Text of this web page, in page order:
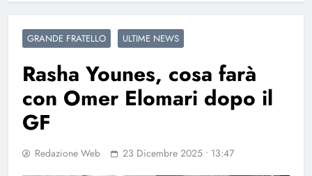
GRANDE FRATELLO ULTIME NEWS
Rasha Younes, cosa farà
con Omer Elomari dopo il
GF
Redazione Web 23 Dicembre 2025 • 13:47